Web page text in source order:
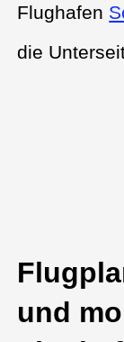
Flughafen
die
und